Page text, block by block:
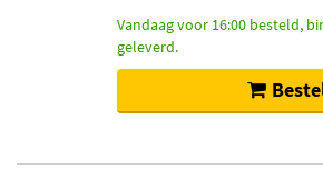
Vandaag voor 16:00 besteld,
geleverd.